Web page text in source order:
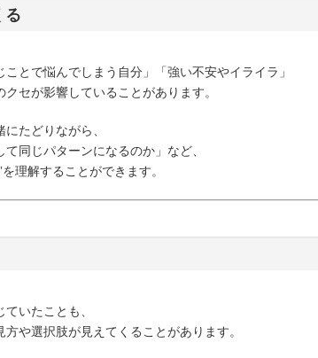
る
とで悩んでしまう自分」「強い不安やイライラ」
セが影響していることがあります。
たどりながら、
同じパターンになるのか」など、
理解することができます。
いたことも、
や選択肢が見えてくることがあります。